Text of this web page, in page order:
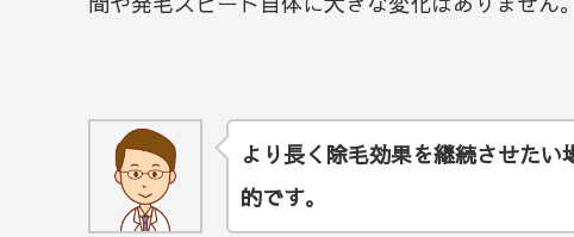
より長く除毛効果を継続させた
的です。